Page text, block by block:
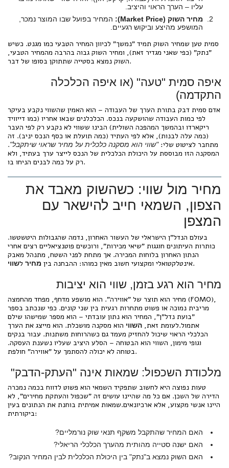
עליו – הערך הראוי והיציב.
מחיר השוק (Market Price):
המחיר בפועל שבו המוצר נמכר,
המושפע מהיצע וביקוש רגעיים.
סמית טען שמחיר השוק תמיד "נמשך" לכיוון המחיר הטבעי כמו מגנט. כשיש
"נתק" (כפי שאני מגדיר זאת), ומחיר השוק גבוה בהרבה מהמחיר הטבעי,
השוק נמצא בסטייה שתתוקן בסופו של דבר.
איפה סמית "טעה" (או איפה הכלכלה
התקדמה)
אדם סמית דבק בתורת הערך של העבודה – הוא האמין שהשווי נקבע בעיקר
לפי כמות העבודה שהושקעה בנכס. הכלכלנים שבאו אחריו (כמו דייוויד
ריקארדו ובהמשך המהפכה השולית) הבינו ששווי לא נקבע רק לפי העבר
(כמה עלה לבנות), אלא לפי העתיד (כמה תועלת או כסף הנכס יניב). זה
מתחבר לציטוט שלי:"שווי הוא מסקנה כלכלית על מחיר שראוי שיתקבל".
המסקנה הזו מבוססת על היכולת הכלכלית של הנכס לייצר ערך בעתיד, ולא
רק על כמה לבנים הניחו בו.
מחיר מול שווי: כשהשוק מאבד את
הצפון, השמאי חייב להישאר עם
המצפן
בעולם הנדל"ן הישראלי של העשור האחרון, נדמה שהגבולות היטשטשו.
כותרות העיתונים חוגגות "שיאי מכירות", ורוכשים פוטנציאליים רצים אחרי
הנתון האחרון בלוחות המכירה. אך מתחת לפני השטח, מתנהל מאבק
אינטלקטואלי ומקצועי חשוב מאין כמוהו: ההבחנה בין מחיר לשווי .
מחיר הוא רגע בזמן, שווי הוא יציבות
מחיר הוא תוצר של "אווירה". הוא מושפע מדחף, מפחד מהחמצה (FOMO),
מריבית נמוכה או פשוט מתחרות רגעית בין שני קונים. כפי שנכתב בספר
"בועת נדל"ן", המחיר הוא נתון עובדתי – הוא מספר שמישהו שילם
אתמול.לעומת זאת, השווי הוא מסקנה מושכלת. הוא מייצג את הערך
הכלכלי הראוי שיכול להחזיק מעמד גם כשהרוחות משתנות. עבור בנקים
וגופי מימון, השווי הוא הבטוחה – הסלע היציב שעליו נשענת העסקה.
בטוחה לא יכולה להסתמך על "אווירה" חולפת.
מלכודת השכפול: שמאות אינה "העתק-הדבק"
טעות נפוצה היא לחשוב שתפקיד השמאי הוא פשוט לדווח בכמה נמכרה
הדירה של השכן. אם כל מה שהיינו עושים זה "שכפול והעתקת מחירים", לא
היינו אנשי מקצוע, אלא ארכיונאים.שמאות אמיתית בוחנת את הנתונים בעין
ביקורתית:
האם המחיר שהתקבל משקף תנאי שוק נורמליים?
האם ישנה סטייה מהותית מהערך הכלכלי הריאלי?
האם השוק נמצא ב"נתק" בין היכולת הכלכלית לבין המחיר הנקוב?